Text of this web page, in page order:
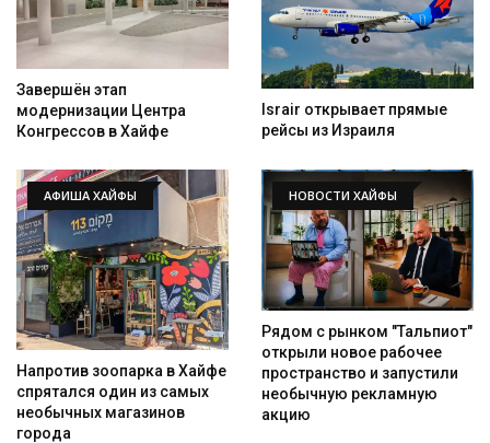
Завершён этап
модернизации Центра
Конгрессов в Хайфе
Israir открывает прямые
рейсы из Израиля
АФИША ХАЙФЫ
Напротив зоопарка в Хайфе
спрятался один из самых
необычных магазинов
города
НОВОСТИ ХАЙФЫ
Рядом с рынком "Тальпиот"
открыли новое рабочее
пространство и запустили
необычную рекламную
акцию